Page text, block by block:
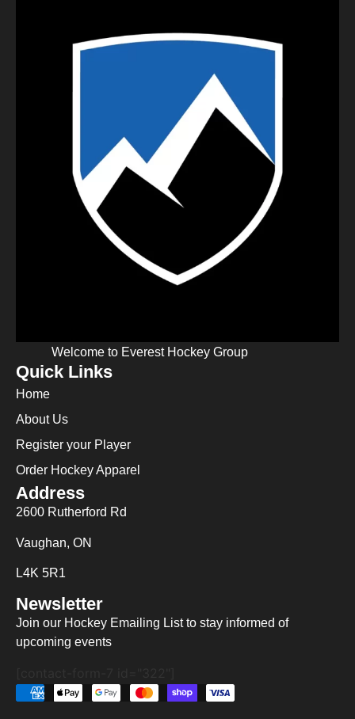
Welcome to Everest Hockey Group
Quick Links
Home
About Us
Register your Player
Order Hockey Apparel
Address
2600 Rutherford Rd
Vaughan, ON
L4K 5R1
Newsletter
Join our Hockey Emailing List to stay informed of
upcoming events